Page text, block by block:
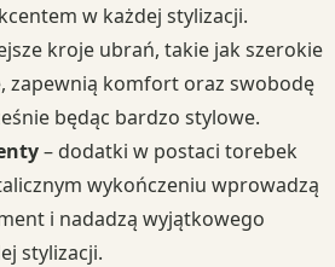
w każdej stylizacji.
kroje ubrań, takie jak szerokie
zapewnią komfort oraz swobodę
będąc bardzo stylowe.
– dodatki w postaci torebek
wykończeniu wprowadzą
i nadadzą wyjątkowego
stylizacji.